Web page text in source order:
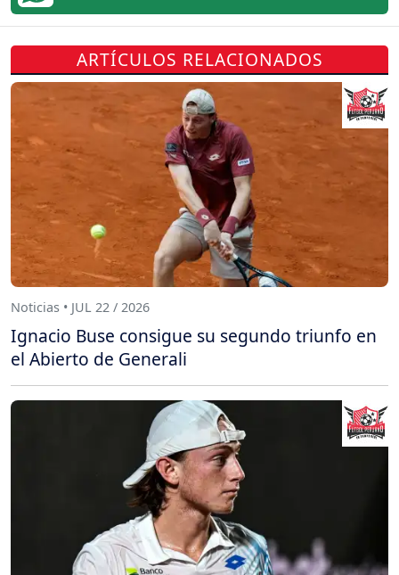
ARTÍCULOS RELACIONADOS
Noticias • JUL 22 / 2026
Ignacio Buse consigue su segundo triunfo en
el Abierto de Generali